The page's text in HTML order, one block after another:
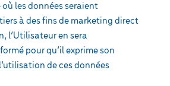
où les données seraient
à des fins de marketing direct
l’Utilisateur en sera
pour qu’il exprime son
de ces données